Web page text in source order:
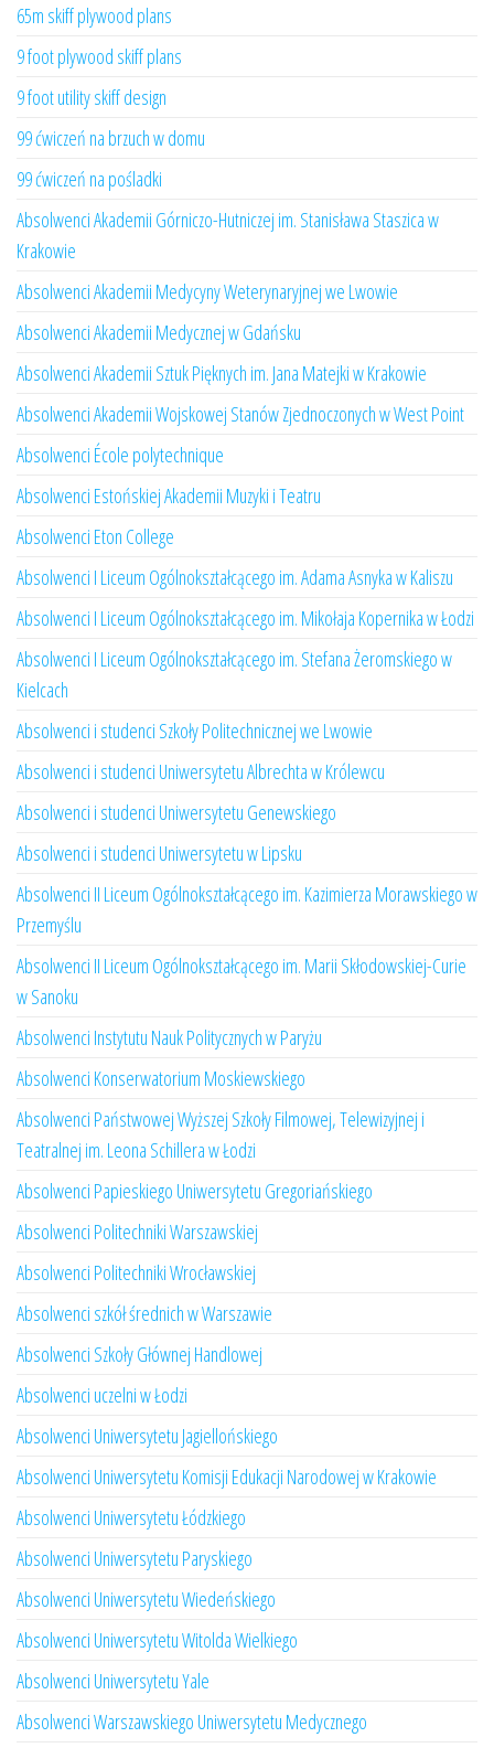
65m skiff plywood plans
9 foot plywood skiff plans
9 foot utility skiff design
99 ćwiczeń na brzuch w domu
99 ćwiczeń na pośladki
Absolwenci Akademii Górniczo-Hutniczej im. Stanisława Staszica w
Krakowie
Absolwenci Akademii Medycyny Weterynaryjnej we Lwowie
Absolwenci Akademii Medycznej w Gdańsku
Absolwenci Akademii Sztuk Pięknych im. Jana Matejki w Krakowie
Absolwenci Akademii Wojskowej Stanów Zjednoczonych w West Point
Absolwenci École polytechnique
Absolwenci Estońskiej Akademii Muzyki i Teatru
Absolwenci Eton College
Absolwenci I Liceum Ogólnokształcącego im. Adama Asnyka w Kaliszu
Absolwenci I Liceum Ogólnokształcącego im. Mikołaja Kopernika w Łodzi
Absolwenci I Liceum Ogólnokształcącego im. Stefana Żeromskiego w
Kielcach
Absolwenci i studenci Szkoły Politechnicznej we Lwowie
Absolwenci i studenci Uniwersytetu Albrechta w Królewcu
Absolwenci i studenci Uniwersytetu Genewskiego
Absolwenci i studenci Uniwersytetu w Lipsku
Absolwenci II Liceum Ogólnokształcącego im. Kazimierza Morawskiego w
Przemyślu
Absolwenci II Liceum Ogólnokształcącego im. Marii Skłodowskiej-Curie
w Sanoku
Absolwenci Instytutu Nauk Politycznych w Paryżu
Absolwenci Konserwatorium Moskiewskiego
Absolwenci Państwowej Wyższej Szkoły Filmowej, Telewizyjnej i
Teatralnej im. Leona Schillera w Łodzi
Absolwenci Papieskiego Uniwersytetu Gregoriańskiego
Absolwenci Politechniki Warszawskiej
Absolwenci Politechniki Wrocławskiej
Absolwenci szkół średnich w Warszawie
Absolwenci Szkoły Głównej Handlowej
Absolwenci uczelni w Łodzi
Absolwenci Uniwersytetu Jagiellońskiego
Absolwenci Uniwersytetu Komisji Edukacji Narodowej w Krakowie
Absolwenci Uniwersytetu Łódzkiego
Absolwenci Uniwersytetu Paryskiego
Absolwenci Uniwersytetu Wiedeńskiego
Absolwenci Uniwersytetu Witolda Wielkiego
Absolwenci Uniwersytetu Yale
Absolwenci Warszawskiego Uniwersytetu Medycznego